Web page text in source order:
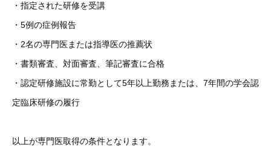
・指定された研修を受講
・5例の症例報告
・2名の専門医または指導医の推薦状
・書類審査、対面審査、筆記審査に合格
・認定研修施設に常勤として5年以上勤務または、7年間の学会認
定臨床研修の履行
以上が専門医取得の条件となります。